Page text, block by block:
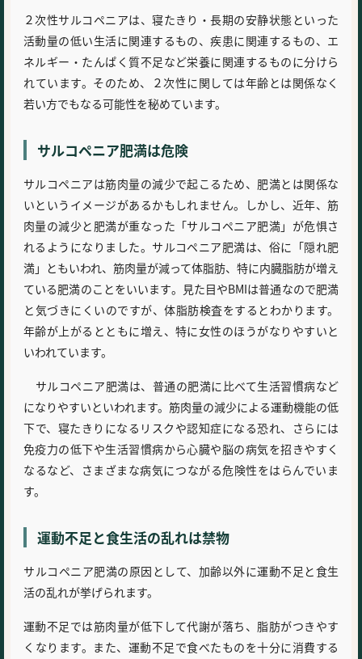
２次性サルコペニアは、寝たきり・長期の安静状態といった
活動量の低い生活に関連するもの、疾患に関連するもの、エ
ネルギー・たんぱく質不足など栄養に関連するものに分けら
れています。そのため、２次性に関しては年齢とは関係なく
若い方でもなる可能性を秘めています。
サルコペニア肥満は危険
サルコペニアは筋肉量の減少で起こるため、肥満とは関係な
いというイメージがあるかもしれません。しかし、近年、筋
肉量の減少と肥満が重なった「サルコペニア肥満」が危惧さ
れるようになりました。サルコペニア肥満は、俗に「隠れ肥
満」ともいわれ、筋肉量が減って体脂肪、特に内臓脂肪が増え
ている肥満のことをいいます。見た目やBMIは普通なので肥満
と気づきにくいのですが、体脂肪検査をするとわかります。
年齢が上がるとともに増え、特に女性のほうがなりやすいと
いわれています。
サルコペニア肥満は、普通の肥満に比べて生活習慣病など
になりやすいといわれます。筋肉量の減少による運動機能の低
下で、寝たきりになるリスクや認知症になる恐れ、さらには
免疫力の低下や生活習慣病から心臓や脳の病気を招きやすく
なるなど、さまざまな病気につながる危険性をはらんでいま
す。
運動不足と食生活の乱れは禁物
サルコペニア肥満の原因として、加齢以外に運動不足と食生
活の乱れが挙げられます。
運動不足では筋肉量が低下して代謝が落ち、脂肪がつきやす
くなります。また、運動不足で食べたものを十分に消費する